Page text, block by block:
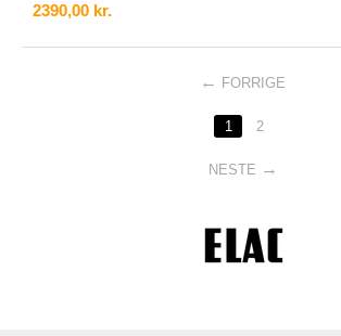
2390,00 kr.
FORRIGE
1 2
NESTE